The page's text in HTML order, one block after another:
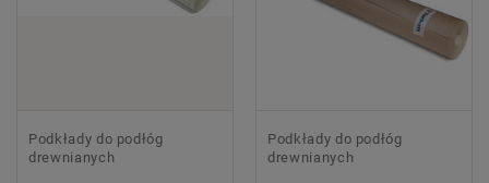
Podkłady do podłóg
drewnianych
Podkłady do podłóg
drewnianych